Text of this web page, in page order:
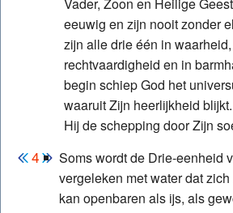
eeuwig en zijn nooit zonder
zijn alle drie één in
rechtvaardigheid en in
begin schiep God het
waaruit Zijn heerlijkheid
Hij de schepping door Zijn
Soms wordt de Drie-eenheid
vergeleken met water dat
kan openbaren als ijs, als